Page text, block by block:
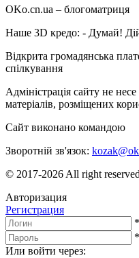
OKo.cn.ua – блогоматриця
Наше 3D кредо: - Думай!
Відкрита громадянська
спілкування
Адміністрація сайту не несе
матеріалів, розміщених
Сайт виконано командою
Зворотній зв'язок:
© 2017-2026 All right
Авторизация
Регистрация
*
*
Или войти через: